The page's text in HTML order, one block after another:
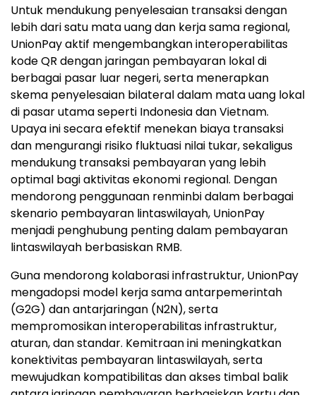
Untuk mendukung penyelesaian transaksi dengan
lebih dari satu mata uang dan kerja sama regional,
UnionPay aktif mengembangkan interoperabilitas
kode QR dengan jaringan pembayaran lokal di
berbagai pasar luar negeri, serta menerapkan
skema penyelesaian bilateral dalam mata uang lokal
di pasar utama seperti Indonesia dan Vietnam.
Upaya ini secara efektif menekan biaya transaksi
dan mengurangi risiko fluktuasi nilai tukar, sekaligus
mendukung transaksi pembayaran yang lebih
optimal bagi aktivitas ekonomi regional. Dengan
mendorong penggunaan renminbi dalam berbagai
skenario pembayaran lintaswilayah, UnionPay
menjadi penghubung penting dalam pembayaran
lintaswilayah berbasiskan RMB.
Guna mendorong kolaborasi infrastruktur, UnionPay
mengadopsi model kerja sama antarpemerintah
(G2G) dan antarjaringan (N2N), serta
mempromosikan interoperabilitas infrastruktur,
aturan, dan standar. Kemitraan ini meningkatkan
konektivitas pembayaran lintaswilayah, serta
mewujudkan kompatibilitas dan akses timbal balik